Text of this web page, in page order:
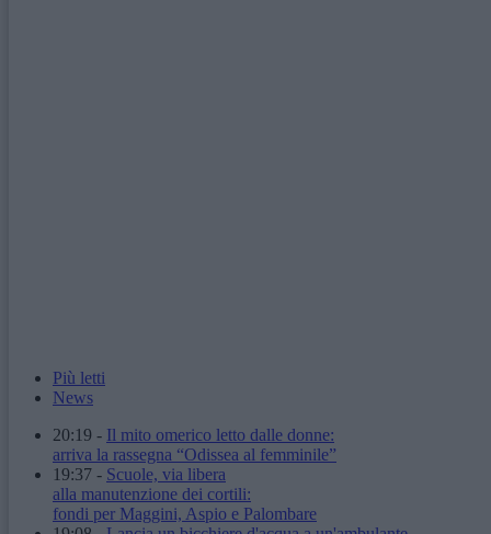
Più letti
News
20:19 - Il mito omerico letto dalle donne:
arriva la rassegna “Odissea al femminile”
19:37 - Scuole, via libera
alla manutenzione dei cortili:
fondi per Maggini, Aspio e Palombare